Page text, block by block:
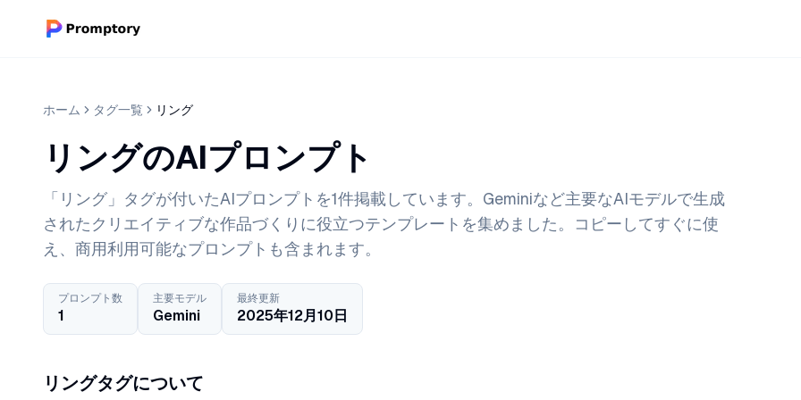
ホーム タグ一覧 リング
リングのAIプロンプト
「リング」タグが付いたAIプロンプトを1件掲載しています。Geminiなど主要なAIモデルで生成
されたクリエイティブな作品づくりに役立つテンプレートを集めました。コピーしてすぐに使
え、商用利用可能なプロンプトも含まれます。
プロンプト数
1
主要モデル
Gemini
最終更新
2025年12月10日
リングタグについて